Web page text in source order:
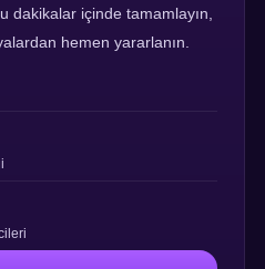
dakikalar içinde tamamlayın,
hemen yararlanın.